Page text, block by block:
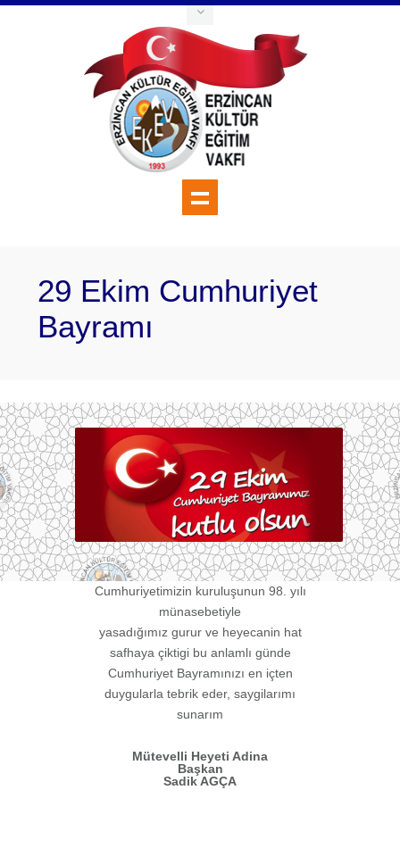
29 Ekim Cumhuriyet
Bayramı
Cumhuriyetimizin kuruluşunun 98. yılı
münasebetiyle
yasadığımız gurur ve heyecanin hat
safhaya çiktigi bu anlamlı günde
Cumhuriyet Bayramınızı en içten
duygularla tebrik eder, saygilarımı
sunarım
Mütevelli Heyeti Adina
Başkan
Sadik AGÇA